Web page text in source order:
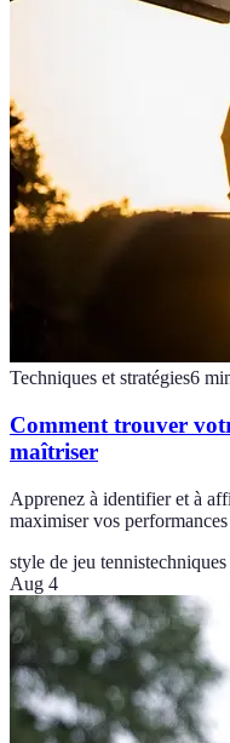
Techniques et stratégies6
Comment trouver
maîtriser
Apprenez à identifier et à
maximiser vos
style de jeu tennis
Aug 4